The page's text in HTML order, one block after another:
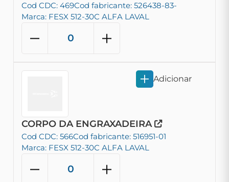
Cod CDC: 469Cod fabricante: 526438-83-
Marca: FESX 512-30C ALFA LAVAL
CORPO DA ENGRAXADEIRA
Cod CDC: 566Cod fabricante: 516951-01
Marca: FESX 512-30C ALFA LAVAL
Adicionar